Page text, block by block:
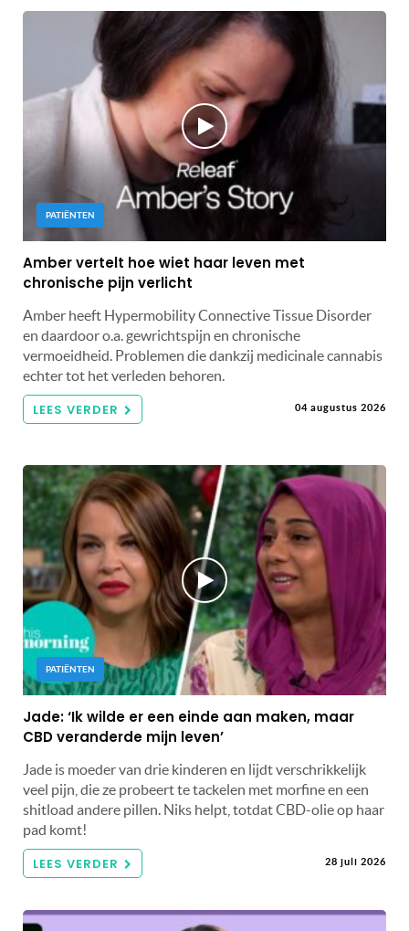
PATIËNTEN
Amber vertelt hoe wiet haar leven met
chronische pijn verlicht
Amber heeft Hypermobility Connective Tissue Disorder
en daardoor o.a. gewrichtspijn en chronische
vermoeidheid. Problemen die dankzij medicinale cannabis
echter tot het verleden behoren.
LEES VERDER 04 augustus 2026
PATIËNTEN
Jade: ‘Ik wilde er een einde aan maken, maar
CBD veranderde mijn leven’
Jade is moeder van drie kinderen en lijdt verschrikkelijk
veel pijn, die ze probeert te tackelen met morfine en een
shitload andere pillen. Niks helpt, totdat CBD-olie op haar
pad komt!
LEES VERDER 28 juli 2026